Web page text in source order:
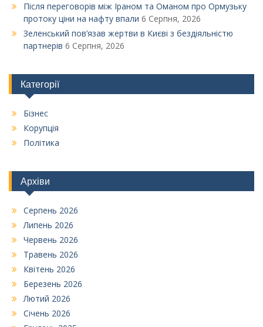
Після переговорів між Іраном та Оманом про Ормузьку
протоку ціни на нафту впали 6 Серпня, 2026
Зеленський пов’язав жертви в Києві з бездіяльністю
партнерів 6 Серпня, 2026
Категорії
Бізнес
Корупція
Політика
Архіви
Серпень 2026
Липень 2026
Червень 2026
Травень 2026
Квітень 2026
Березень 2026
Лютий 2026
Січень 2026